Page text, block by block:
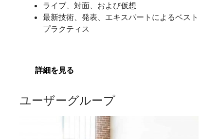
ライブ、対面、および仮想
最新技術、発表、エキスパートによるベスト
プラクティス
詳細を見る
ユーザーグループ